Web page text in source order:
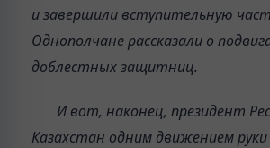
и завершили вступительную
Однополчане рассказали о
доблестных защитниц.
И вот, наконец, президент
Казахстан одним движением